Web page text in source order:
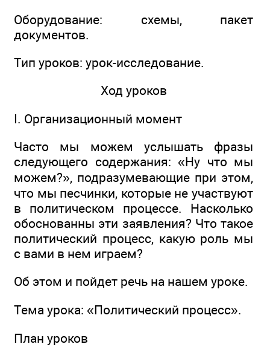
Оборудование: схемы, пакет
документов.
Тип уроков: урок-исследование.
Ход уроков
I. Организационный момент
Часто мы можем услышать фразы
следующего содержания: «Ну что мы
можем?», подразумевающие при этом,
что мы песчинки, которые не участвуют
в политическом процессе. Насколько
обоснованны эти заявления? Что такое
политический процесс, какую роль мы
с вами в нем играем?
Об этом и пойдет речь на нашем уроке.
Тема урока: «Политический процесс».
План уроков